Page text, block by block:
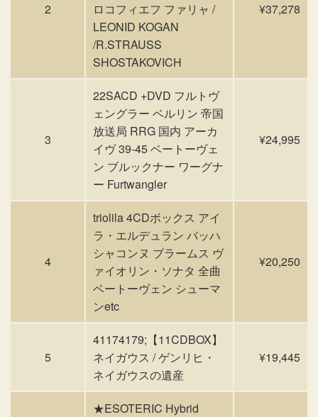
2
ロコフィエフ ファリャ /
LEONID KOGAN
/R.STRAUSS
SHOSTAKOVICH
¥37,278
3
22SACD +DVD フルトヴ
ェングラー ベルリン 帝国
放送局 RRG 国内 アーカ
イヴ 39-45 ベートーヴェ
ン ブルックナー ワーグナ
ー Furtwangler
¥24,995
4
triolila 4CDボックス アイ
ラ・エルデュラン バッハ
シャコンヌ ブラームス ヴ
ァイオリン・ソナタ 全曲
ベートーヴェン シューマ
ンetc
¥20,250
5
41174179;【11CDBOX】
ネイガウス / ゲンリヒ・
ネイガウスの遺産
¥19,445
★ESOTERIC Hybrid